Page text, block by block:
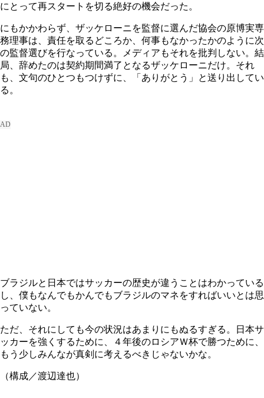
にとって再スタートを切る絶好の機会だった。
にもかかわらず、ザッケローニを監督に選んだ協会の原博実専
務理事は、責任を取るどころか、何事もなかったかのように次
の監督選びを行なっている。メディアもそれを批判しない。結
局、辞めたのは契約期間満了となるザッケローニだけ。それ
も、文句のひとつもつけずに、「ありがとう」と送り出してい
る。
ブラジルと日本ではサッカーの歴史が違うことはわかっている
し、僕もなんでもかんでもブラジルのマネをすればいいとは思
っていない。
ただ、それにしても今の状況はあまりにもぬるすぎる。日本サ
ッカーを強くするために、４年後のロシアＷ杯で勝つために、
もう少しみんなが真剣に考えるべきじゃないかな。
（構成／渡辺達也）